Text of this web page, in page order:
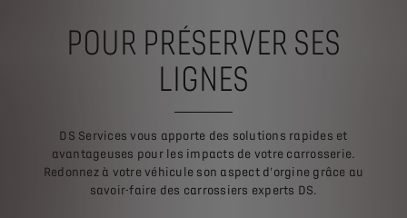
POUR PRÉSERVER SES
LIGNES
DS Services vous apporte des solutions rapides et
avantageuses pour les impacts de votre carrosserie.
Redonnez à votre véhicule son aspect d'orgine grâce au
savoir-faire des carrossiers experts DS.